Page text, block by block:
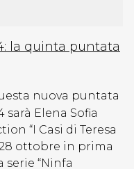
la quinta puntata
nuova puntata
Elena Sofia
“I Casi di Teresa
ottobre in prima
serie “Ninfa